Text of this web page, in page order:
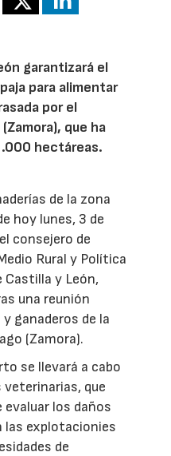
garantizará el
para alimentar
por el
que ha
hectáreas.
de la zona
hoy lunes, 3 de
consejero de
Rural y Política
Castilla y León,
una reunión
ganaderos de la
(Zamora).
se llevará a cabo
veterinarias, que
evaluar los daños
las explotacionies
de